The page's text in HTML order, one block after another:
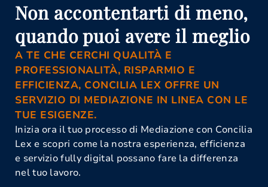
Non accontentarti di meno,
quando puoi avere il meglio
A TE CHE CERCHI QUALITÀ E
PROFESSIONALITÀ, RISPARMIO E
EFFICIENZA, CONCILIA LEX OFFRE UN
SERVIZIO DI MEDIAZIONE IN LINEA CON LE
TUE ESIGENZE.
Inizia ora il tuo processo di Mediazione con Concilia
Lex e scopri come la nostra esperienza, efficienza
e servizio fully digital possano fare la differenza
nel tuo lavoro.